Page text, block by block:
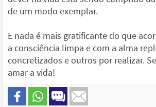
de um modo exemplar.
E nada é mais gratificante do que
a consciência limpa e com a alma
concretizados e outros por realizar.
amar a vida!